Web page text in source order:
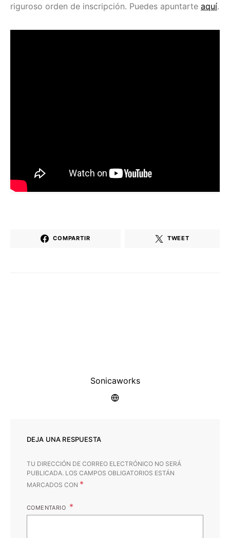
riguroso orden de inscripción. Puedes apuntarte aquí.
COMPARTIR TWEET
Sonicaworks
DEJA UNA RESPUESTA
TU DIRECCIÓN DE CORREO ELECTRÓNICO NO SERÁ
PUBLICADA. LOS CAMPOS OBLIGATORIOS ESTÁN
MARCADOS CON *
COMENTARIO